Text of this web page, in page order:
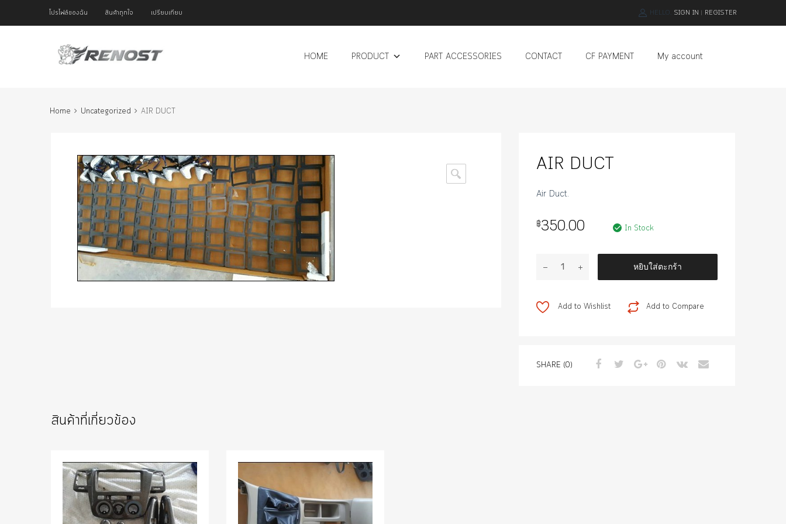
โปรไฟล์ของฉัน สินค้าถูกใจ เปรียบเทียบ HELLO. SIGN IN | REGISTER
HOME PRODUCT PART ACCESSORIES CONTACT CF PAYMENT My account
Home Uncategorized AIR DUCT
🔍 AIR DUCT
Air Duct.
฿350.00 In Stock
จำนวน
ชิ้น
หยิบใส่ตะกร้า
Add to Compare
Add to Wishlist
SHARE (0)
สินค้าที่เกี่ยวข้อง
Add to Compare